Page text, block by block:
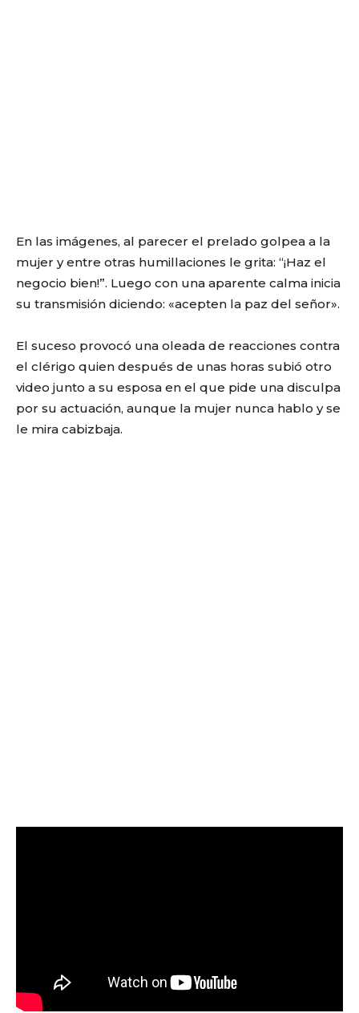
En las imágenes, al parecer el prelado golpea a la
mujer y entre otras humillaciones le grita: “¡Haz el
negocio bien!”. Luego con una aparente calma inicia
su transmisión diciendo: «acepten la paz del señor».
El suceso provocó una oleada de reacciones contra
el clérigo quien después de unas horas subió otro
video junto a su esposa en el que pide una disculpa
por su actuación, aunque la mujer nunca hablo y se
le mira cabizbaja.